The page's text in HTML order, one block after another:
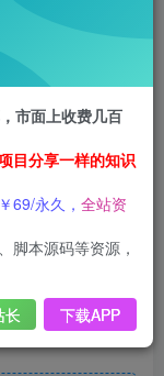
0 419 37
与一次！工行
单浏览得5次机
市面上收费几百
目分享一样的知识
69/永久， 全站资
脚本源码等资源，
长 下载APP